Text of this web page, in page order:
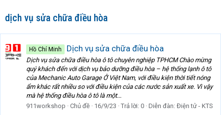
dịch vụ sửa chữa điều hòa
Hồ Chí Minh Dịch vụ sửa chữa điều hòa
Dịch vụ sửa chữa điều hòa ô tô chuyên nghiệp TPHCM Chào mừng
quý khách đến với dịch vụ bảo dưỡng điều hòa – hệ thống lạnh ô tô
của Mechanic Auto Garage Ở Việt Nam, với điều kiện thời tiết nóng
ẩm khác rất nhiều so với điều kiện của các nước sản xuất xe. Vì vậy
mà hệ thống điều hòa ô tô là một...
911workshop
Chủ đề 16/9/23 Trả lời: 0 Diễn đàn: Điện tử - KTS